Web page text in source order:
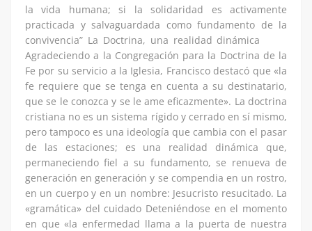
la vida humana; si la solidaridad es activamente
practicada y salvaguardada como fundamento de la
convivencia” La Doctrina, una realidad dinámica
Agradeciendo a la Congregación para la Doctrina de la
Fe por su servicio a la Iglesia, Francisco destacó que «la
fe requiere que se tenga en cuenta a su destinatario,
que se le conozca y se le ame eficazmente». La doctrina
cristiana no es un sistema rígido y cerrado en sí mismo,
pero tampoco es una ideología que cambia con el pasar
de las estaciones; es una realidad dinámica que,
permaneciendo fiel a su fundamento, se renueva de
generación en generación y se compendia en un rostro,
en un cuerpo y en un nombre: Jesucristo resucitado. La
«gramática» del cuidado Deteniéndose en el momento
en que «la enfermedad llama a la puerta de nuestra